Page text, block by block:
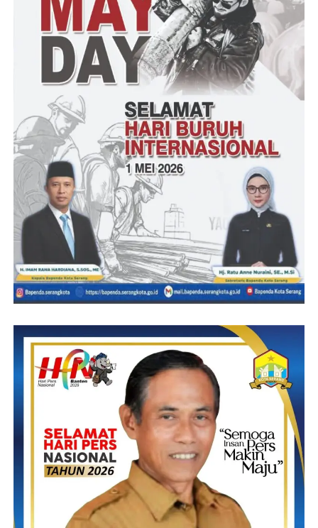
(YEN/RG)
Post Views: 25